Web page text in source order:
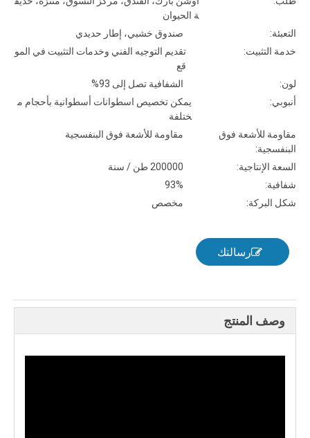
ة الحيوان
التعبئة:
صندوق خشبي، إطار حديدي
خدمة التثبيت:
تقديم التوجيه الفني وخدمات التثبيت في المو
قع
لون:
الشفافية تصل إلى 93%
أنبوبي:
يمكن تخصيص اسطوانات أسطوانية بأحجام م
ختلفة
مقاومة للأشعة فوق
البنفسجية:
مقاومة للأشعة فوق البنفسجية
السعة الإنتاجية:
200000 طن / سنة
شفافية:
93%
شكل البركة:
مخصص
رسالتك
وصف المنتج